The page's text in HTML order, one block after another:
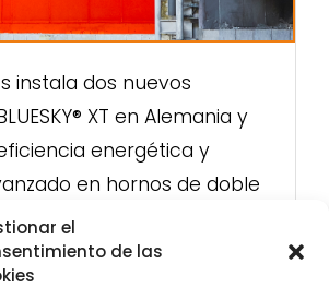
el
de las
instala dos nuevos
XT en Alemania y
energética y
en hornos de doble